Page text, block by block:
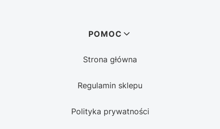
POMOC
Strona główna
Regulamin sklepu
Polityka prywatności